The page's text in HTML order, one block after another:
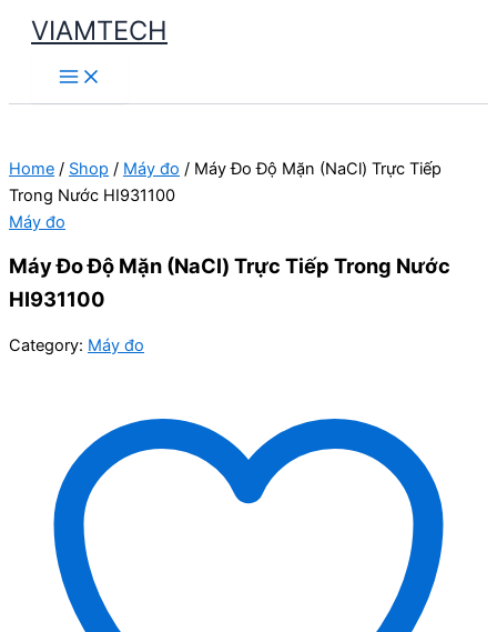
Skip
content
VIAMTECH
Main
Menu
Home / Shop / Máy đo / Máy Đo Độ Mặn (NaCl) Trực Tiếp
Trong Nước HI931100
Máy đo
Máy Đo Độ Mặn (NaCl) Trực Tiếp Trong Nước
HI931100
Category: Máy đo